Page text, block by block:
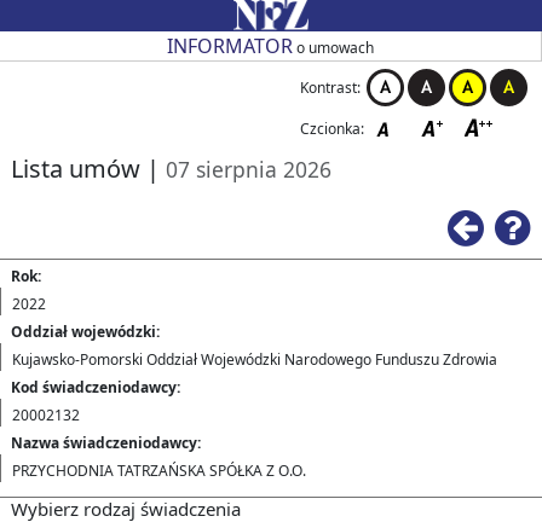
Przejdź do strony głównejINFORMATORo umowach
Kontrast:
Czcionka:
Lista umów | 07 sierpnia 2026
Rok:
2022
Oddział wojewódzki:
Kujawsko-Pomorski Oddział Wojewódzki Narodowego Funduszu Zdrowia
Kod świadczeniodawcy:
20002132
Nazwa świadczeniodawcy:
PRZYCHODNIA TATRZAŃSKA SPÓŁKA Z O.O.
Wybierz rodzaj świadczenia